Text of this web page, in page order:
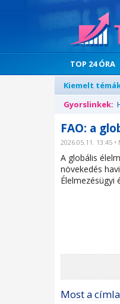
TOP 24 ÓRA
Kiemelt
Gyorslinkek:
FAO: a
2026.05.11. 13:45 •
A globális
növekedés
Élelmezésügyi
Most a